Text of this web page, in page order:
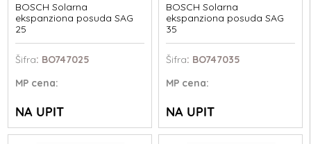
BOSCH Solarna
ekspanziona posuda SAG
25
Šifra: BO747025
MP cena:
NA UPIT
BOSCH Solarna
ekspanziona posuda SAG
35
Šifra: BO747035
MPcena:
NA UPIT